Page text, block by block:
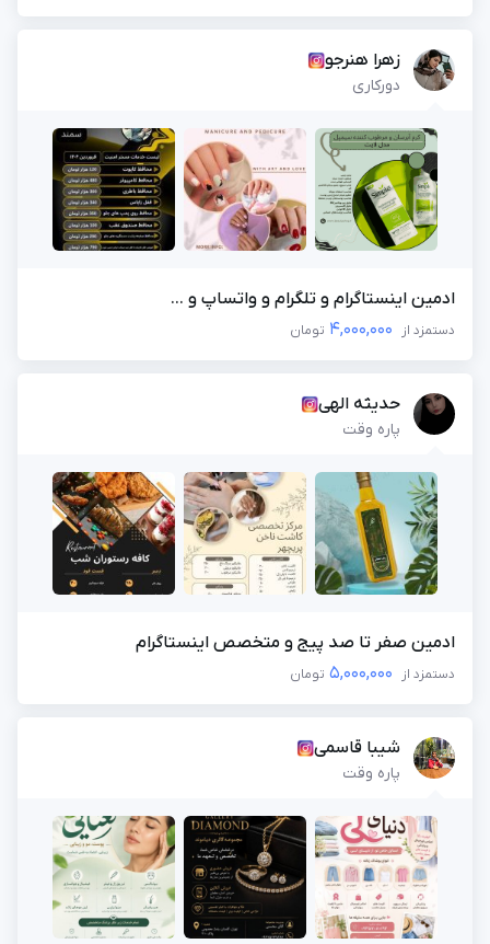
زهرا هنرجو
دورکاری
ادمین اینستاگرام و تلگرام و واتساپ و ...
دستمزد از 4,000,000 تومان
حدیثه الهی
پاره وقت
ادمین صفر تا صد پیج و متخصص اینستاگرام
دستمزد از 5,000,000 تومان
شیبا قاسمی
پاره وقت
ورود به حساب کاربری ×